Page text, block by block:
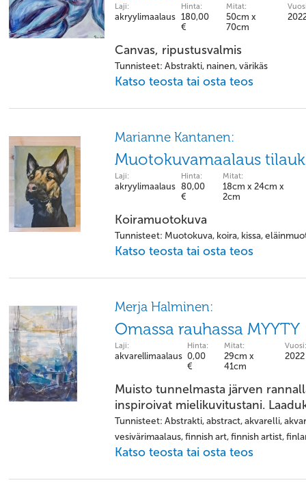
Laji:
akryylimaalaus
Hinta:
180,00
€
Mitat:
50cm x
70cm
Canvas, ripustusvalmis
Tunnisteet: Abstrakti, nainen, värikäs
Katso teosta tai osta teos
Marianne Kantanen:
Muotokuvamaalaus
Laji:
akryylimaalaus
Hinta:
80,00
€
Mitat:
18cm x 24cm x
2cm
Koiramuotokuva
Tunnisteet: Muotokuva, koira, kissa,
Katso teosta tai osta teos
Merja Halminen:
Omassa rauhassa MYYTY
Laji:
akvarellimaalaus
Hinta:
0,00
€
Mitat:
29cm x
41cm
Vuosi:
2022
Muisto tunnelmasta järven
inspiroivat mielikuvitustani.
Tunnisteet: Abstrakti, abstract, akvarelli,
vesivärimaalaus, finnish art, finnish artist,
Katso teosta tai osta teos